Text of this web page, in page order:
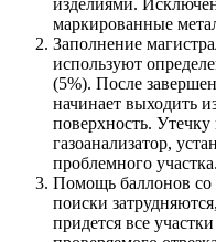
изделиями.
маркированные
Заполнение
используют
(5%). После
начинает выходить
поверхность.
газоанализатор,
проблемного участка.
Помощь баллонов со
поиски
придется все